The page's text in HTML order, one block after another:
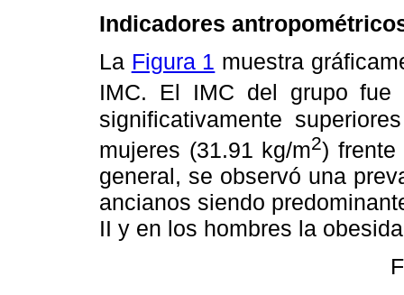
Indicadores
La Figura 1 muestra
IMC. El IMC del grupo fue
significativamente
mujeres (31.91 kg/m2) frente
general, se observó una
ancianos siendo
II y en los hombres la